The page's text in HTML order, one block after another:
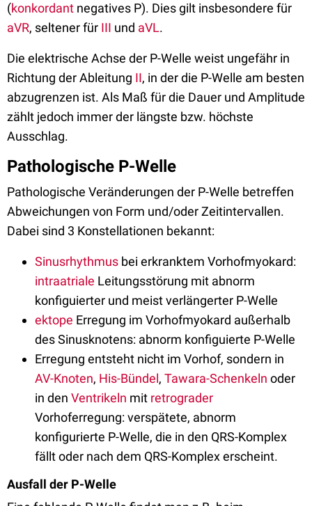
(konkordant negatives P). Dies gilt insbesondere für
aVR, seltener für III und aVL.
Die elektrische Achse der P-Welle weist ungefähr in
Richtung der Ableitung II, in der die P-Welle am besten
abzugrenzen ist. Als Maß für die Dauer und Amplitude
zählt jedoch immer der längste bzw. höchste
Ausschlag.
Pathologische P-Welle
Pathologische Veränderungen der P-Welle betreffen
Abweichungen von Form und/oder Zeitintervallen.
Dabei sind 3 Konstellationen bekannt:
Sinusrhythmus bei erkranktem Vorhofmyokard:
intraatriale Leitungsstörung mit abnorm
konfiguierter und meist verlängerter P-Welle
ektope Erregung im Vorhofmyokard außerhalb
des Sinusknotens: abnorm konfiguierte P-Welle
Erregung entsteht nicht im Vorhof, sondern in
AV-Knoten, His-Bündel, Tawara-Schenkeln oder
in den Ventrikeln mit retrograder
Vorhoferregung: verspätete, abnorm
konfigurierte P-Welle, die in den QRS-Komplex
fällt oder nach dem QRS-Komplex erscheint.
Ausfall der P-Welle